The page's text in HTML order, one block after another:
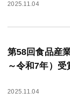
2025.11.04
第58回食品産
～令和7年）
2025.11.04